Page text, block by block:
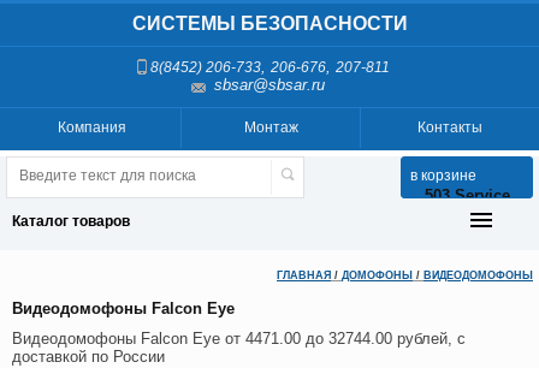
СИСТЕМЫ БЕЗОПАСНОСТИ
8(8452) 206-733, 206-676, 207-811
sbsar@sbsar.ru
Контакты
Монтаж
Компания
в корзине
503 Service
Temporarily
Unavailable
nginx-
Каталог товаров
ГЛАВНАЯ / ДОМОФОНЫ / ВИДЕОДОМОФОНЫ
Видеодомофоны Falcon Eye
Видеодомофоны Falcon Eye от 4471.00 до 32744.00 рублей, с
доставкой по России